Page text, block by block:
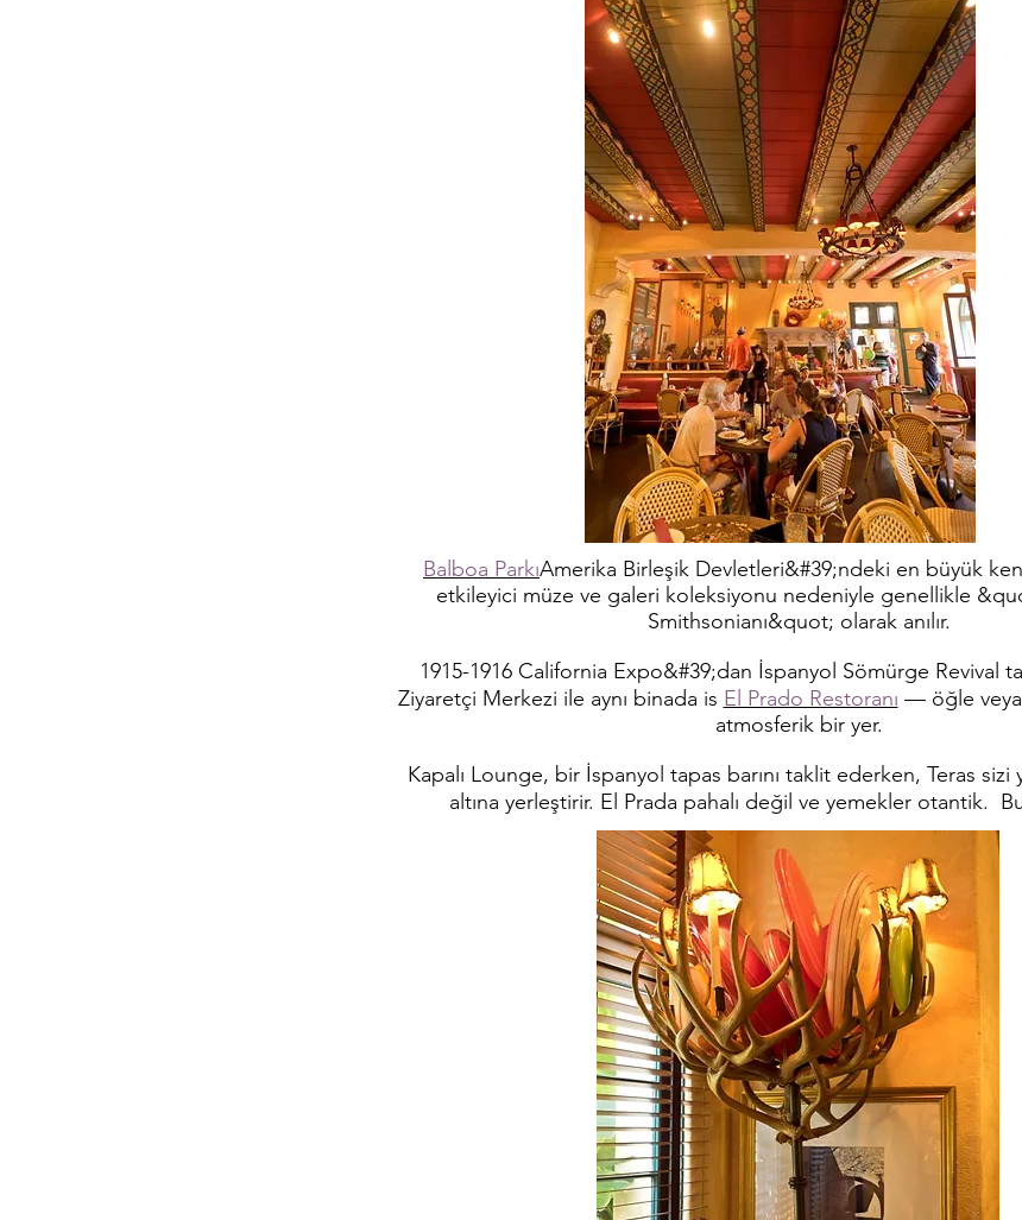
Balboa ParkıAmerika Birleşik Devletleri&#39;ndeki en büyük
etkileyici müze ve galeri koleksiyonu nedeniyle genellikle
Smithsonianı&quot; olarak anılır.
1915-1916 California Expo&#39;dan İspanyol Sömürge Revival
Ziyaretçi Merkezi ile aynı binada is El Prado Restoranı — öğle veya
atmosferik bir yer.
Kapalı Lounge, bir İspanyol tapas barını taklit ederken, Teras
altına yerleştirir. El Prada pahalı değil ve yemekler otantik.